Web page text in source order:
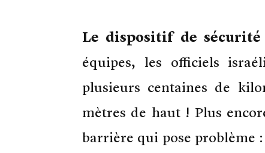
Le dispositif de sécurité
équipes, les officiels
plusieurs centaines de
mètres de haut ! Plus
barrière qui pose problème